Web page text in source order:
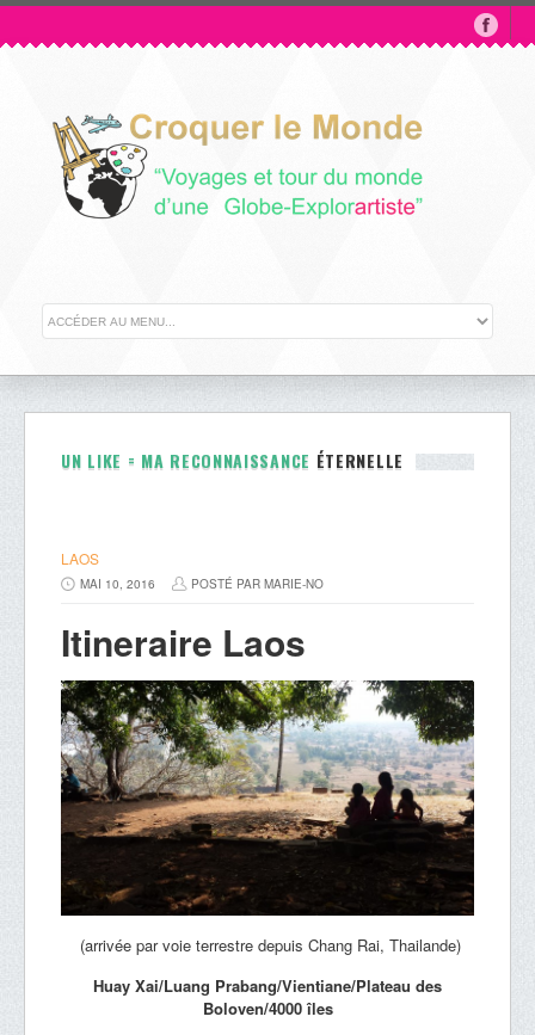
UN LIKE = MA RECONNAISSANCE ÉTERNELLE
LAOS
MAI 10, 2016 POSTÉ PAR MARIE-NO
Itineraire Laos
(arrivée par voie terrestre depuis Chang Rai, Thailande)
Huay Xai/Luang Prabang/Vientiane/Plateau des
Boloven/4000 îles